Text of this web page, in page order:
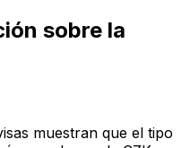
sobre la
muestran que el tipo